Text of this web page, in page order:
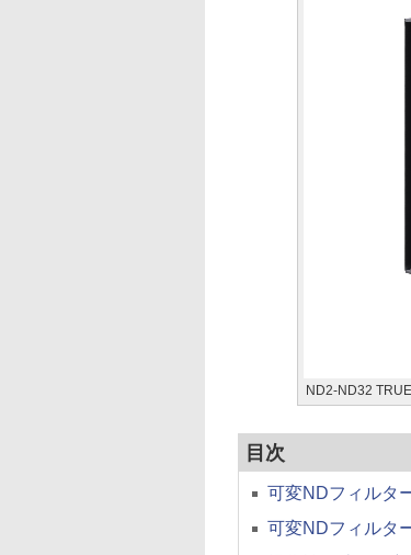
ND2-ND32
目次
可変NDフィルタ
可変NDフィルタ